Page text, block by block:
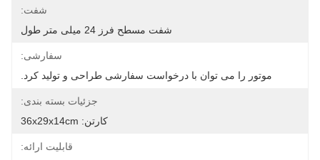
شفت:
شفت مسطح فرز 24 میلی متر طول
سفارشی:
موتور را می توان با درخواست سفارشی طراحی و تولید کرد.
جزئیات بسته بندی:
کارتن: 36x29x14cm
قابلیت ارائه: